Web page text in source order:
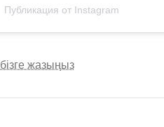
Публикация от Instagram
бізге жазыңыз